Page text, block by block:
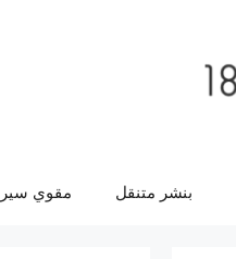
بنشر متنقل مقوي